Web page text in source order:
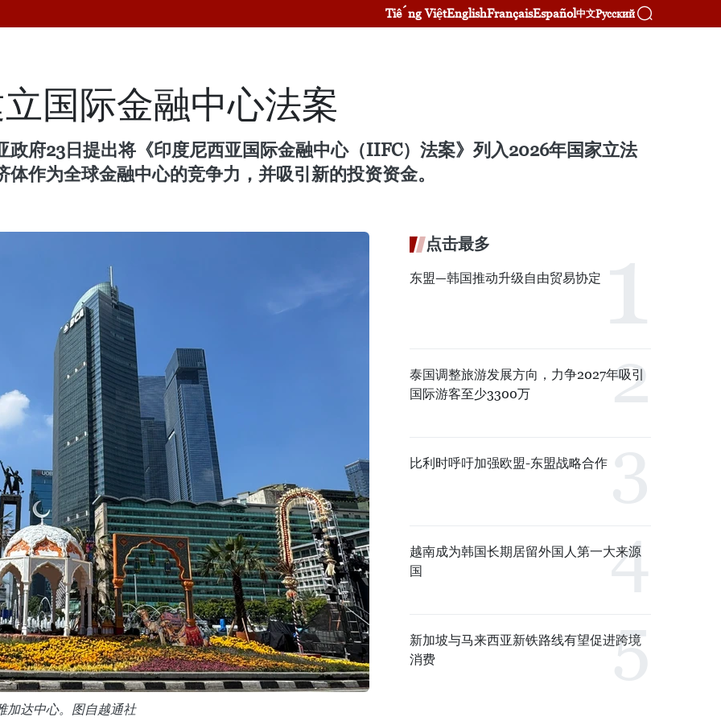
Tiếng ViệtEnglishFrançaisEspañol中文Русский
国际金融中心法案
政府23日提出将《印度尼西亚国际金融中心（IIFC）法案》列入2026年国家立法
作为全球金融中心的竞争力，并吸引新的投资资金。
加达中心。图自越通社
点击最多
东盟—韩国推动升级自由贸易协定
泰国调整旅游发展方向，力争2027年吸引
国际游客至少3300万
比利时呼吁加强欧盟-东盟战略合作
越南成为韩国长期居留外国人第一大来源
国
新加坡与马来西亚新铁路线有望促进跨境
消费